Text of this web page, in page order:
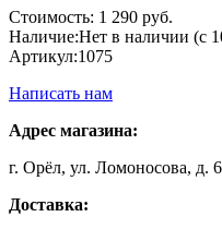
Стоимость: 1 290 руб.
Наличие:Нет в наличии (с
Артикул:1075
Написать нам
Адрес магазина:
г. Орёл, ул. Ломоносова,
Доставка: